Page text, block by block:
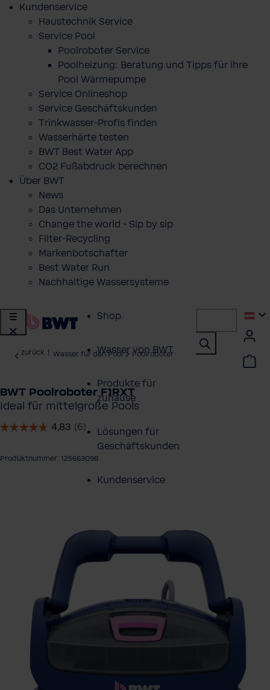
Kundenservice
Haustechnik Service
Service Pool
Poolroboter Service
Poolheizung: Beratung und Tipps für ihre
Pool Wärmepumpe
Service Onlineshop
Service Geschäftskunden
Trinkwasser-Profis finden
Wasserhärte testen
BWT Best Water App
CO2 Fußabdruck berechnen
Über BWT
News
Das Unternehmen
Change the world - Sip by sip
Filter-Recycling
Markenbotschafter
Best Water Run
Nachhaltige Wassersysteme
Shop
Wasser von BWT
Produkte für
zuhause
Lösungen für
Geschäftskunden
Kundenservice
zurück Wasser für den Pool Poolroboter
BWT Poolroboter F1RXT
Ideal für mittelgroße Pools
Produktnummer: 125663098